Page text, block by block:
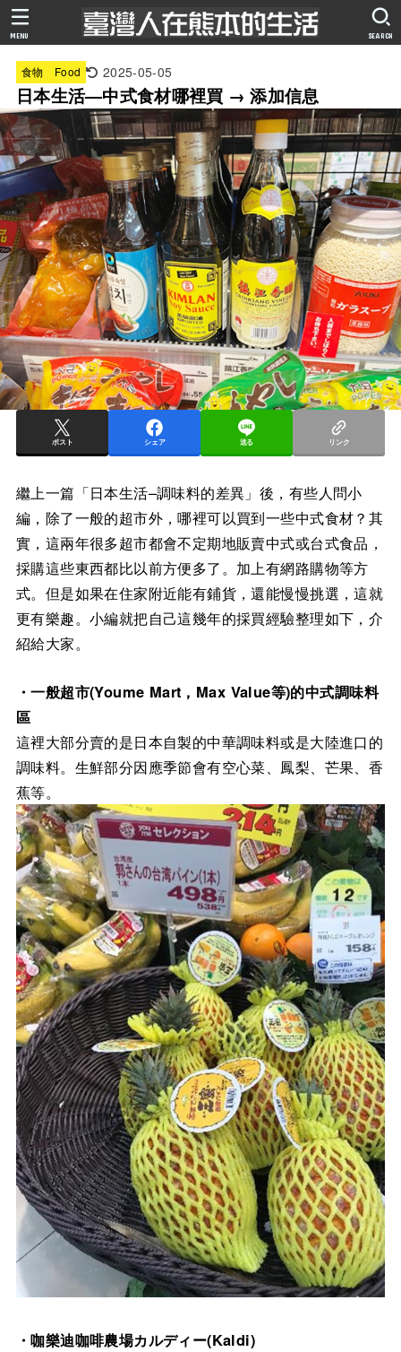
SEARCH
MENU
食物 Food 2025-05-05
日本生活—中式食材哪裡買 → 添加信息
ポスト シェア 送る リンク
繼上一篇「日本生活–調味料的差異」後，有些人問小
編，除了一般的超市外，哪裡可以買到一些中式食材？其
實，這兩年很多超市都會不定期地販賣中式或台式食品，
採購這些東西都比以前方便多了。加上有網路購物等方
式。但是如果在住家附近能有鋪貨，還能慢慢挑選，這就
更有樂趣。小編就把自己這幾年的採買經驗整理如下，介
紹給大家。
・一般超市(Youme Mart，Max Value等)的中式調味料
區
這裡大部分賣的是日本自製的中華調味料或是大陸進口的
調味料。生鮮部分因應季節會有空心菜、鳳梨、芒果、香
蕉等。
・咖樂迪咖啡農場カルディー(Kaldi)